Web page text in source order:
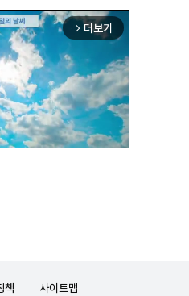
arrow_forward_ios 더보기
책 사이트맵